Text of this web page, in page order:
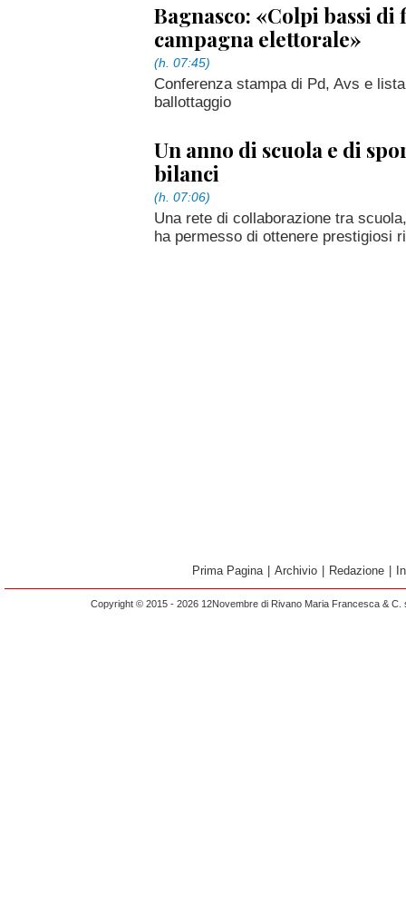
Bagnasco: «Colpi bassi di
campagna elettorale»
(h. 07:45)
Conferenza stampa di Pd, Avs e
ballottaggio
Un anno di scuola e di
bilanci
(h. 07:06)
Una rete di collaborazione tra
ha permesso di ottenere prestigiosi
Prima Pagina Archivio Redazione
Copyright © 2015 - 2026 12Novembre di Rivano Maria Francesca &